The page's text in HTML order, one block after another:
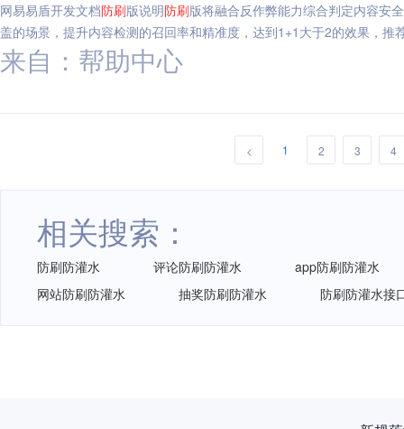
网易易盾开发文档防刷版说明防刷版将融合反作弊能力综合判定内容安
盖的场景，提升内容检测的召回率和精准度，达到1+1大于2的效果，
来自：帮助中心
< 1 2 3 4
相关搜索：
防刷防灌水 评论防刷防灌水
app防刷防灌水
网站防刷防灌水
抽奖防刷防灌水 防刷防灌水接